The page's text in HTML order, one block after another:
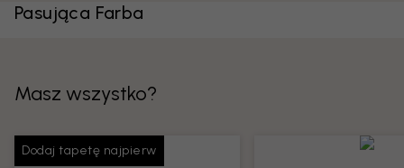
Pasująca Farba
Masz wszystko?
Dodaj tapetę najpierw